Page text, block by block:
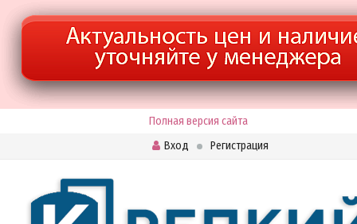
Полная версия сайта
Вход
Регистрация